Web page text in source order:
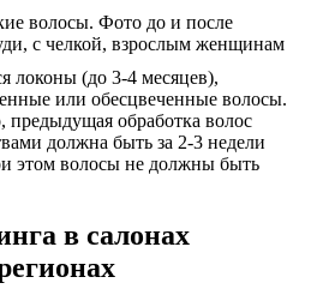
локоны (до 3-4 месяцев),
или обесцвеченные волосы.
предыдущая обработка волос
должна быть за 2-3 недели
этом волосы не должны быть
в салонах